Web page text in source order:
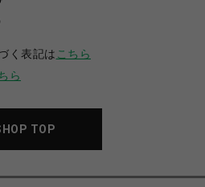
く表記は こちら
ら
TOP